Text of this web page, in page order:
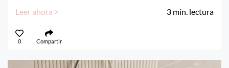
Leer ahora > 3 min. lectura
0 Compartir